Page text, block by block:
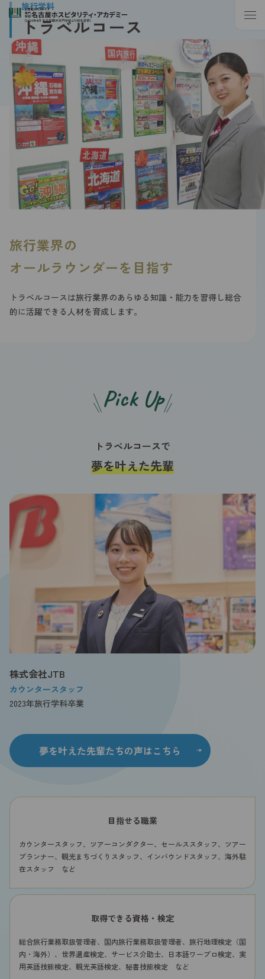
旅行学科
トラベルコース
旅行業界の
オールラウンダーを目指す
トラベルコースは旅行業界のあらゆる知識・能力を習得し総合
的に活躍できる人材を育成します。
Pick Up
トラベルコースで
夢を叶えた先輩
株式会社JTB
カウンタースタッフ
2023年旅行学科卒業
夢を叶えた先輩たちの声はこちら
目指せる職業
カウンタースタッフ、ツアーコンダクター、セールススタッフ、ツアー
プランナー、観光まちづくりスタッフ、インバウンドスタッフ、海外駐
在スタッフ など
取得できる資格・検定
総合旅行業務取扱管理者、国内旅行業務取扱管理者、旅行地理検定（国
内・海外）、世界遺産検定、サービス介助士、日本語ワープロ検定、実
用英語技能検定、観光英語検定、秘書技能検定 など